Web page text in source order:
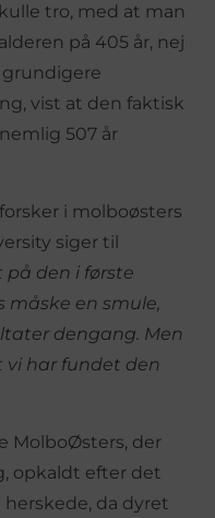
tro, med at man
på 405 år, nej
vist at den faktisk
507 år
i molboøsters
siger til
på den i første
måske en smule,
dengang. Men
vi har fundet den
MolboØsters, der
opkaldt efter det
da dyret